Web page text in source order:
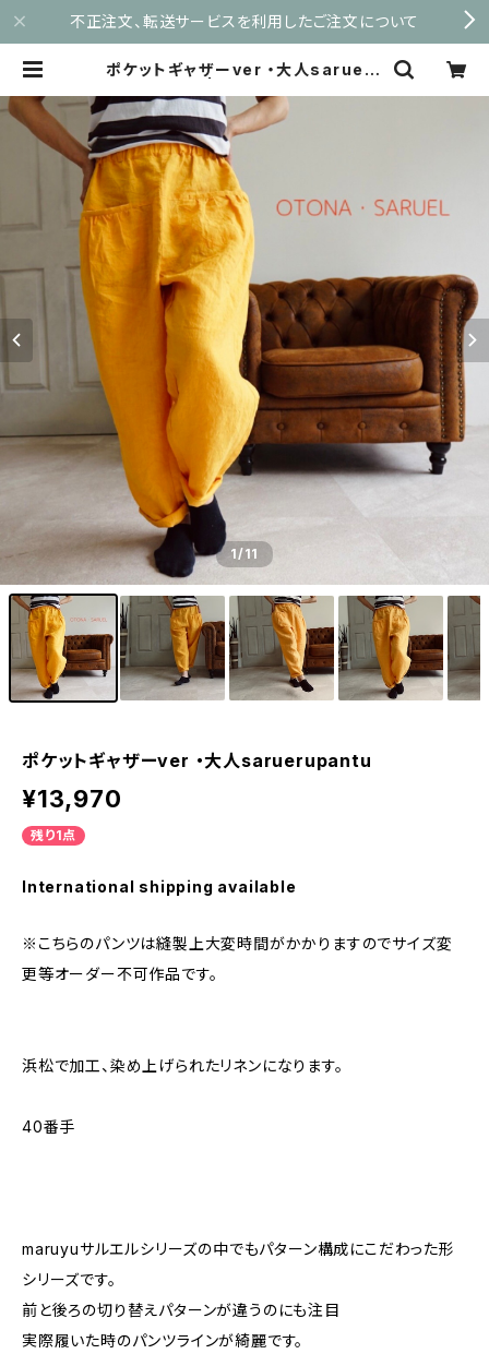
不正注文、転送サービスを利用したご注文について
ポケットギャザーver ・大人sarueru
1/11
ポケットギャザーver ・大人saruerupantu
¥13,970
残り1点
International shipping available
※こちらのパンツは縫製上大変時間がかかりますのでサイズ変
更等オーダー不可作品です。
浜松で加工、染め上げられたリネンになります。
40番手
maruyuサルエルシリーズの中でもパターン構成にこだわった形
シリーズです。
前と後ろの切り替えパターンが違うのにも注目
実際履いた時のパンツラインが綺麗です。